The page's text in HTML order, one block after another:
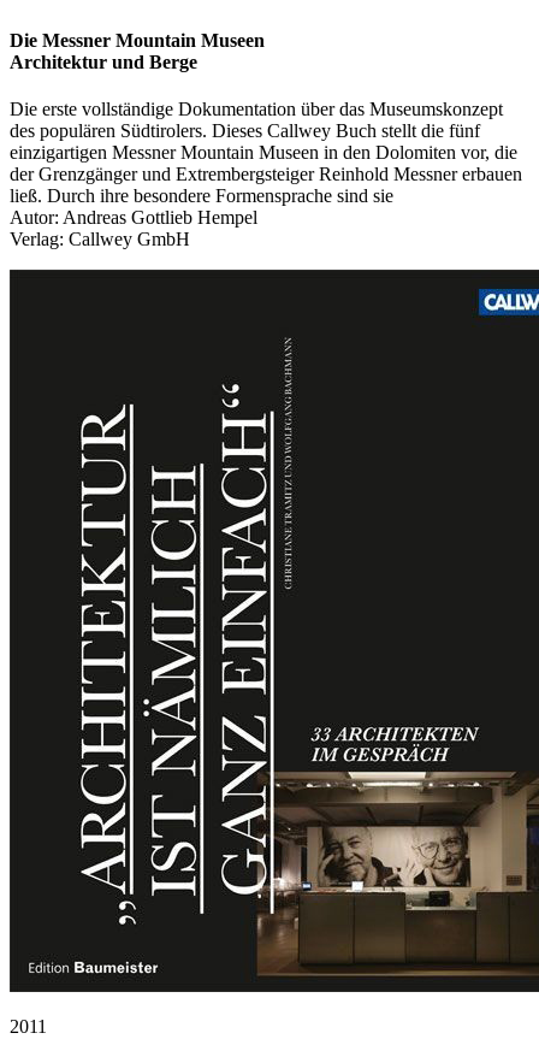
Die Messner Mountain Museen
Architektur und Berge
Die erste vollständige Dokumentation über das Museumskonzept
des populären Südtirolers. Dieses Callwey Buch stellt die fünf
einzigartigen Messner Mountain Museen in den Dolomiten vor, die
der Grenzgänger und Extrembergsteiger Reinhold Messner erbauen
ließ. Durch ihre besondere Formensprache sind sie
Autor: Andreas Gottlieb Hempel
Verlag: Callwey GmbH
2011